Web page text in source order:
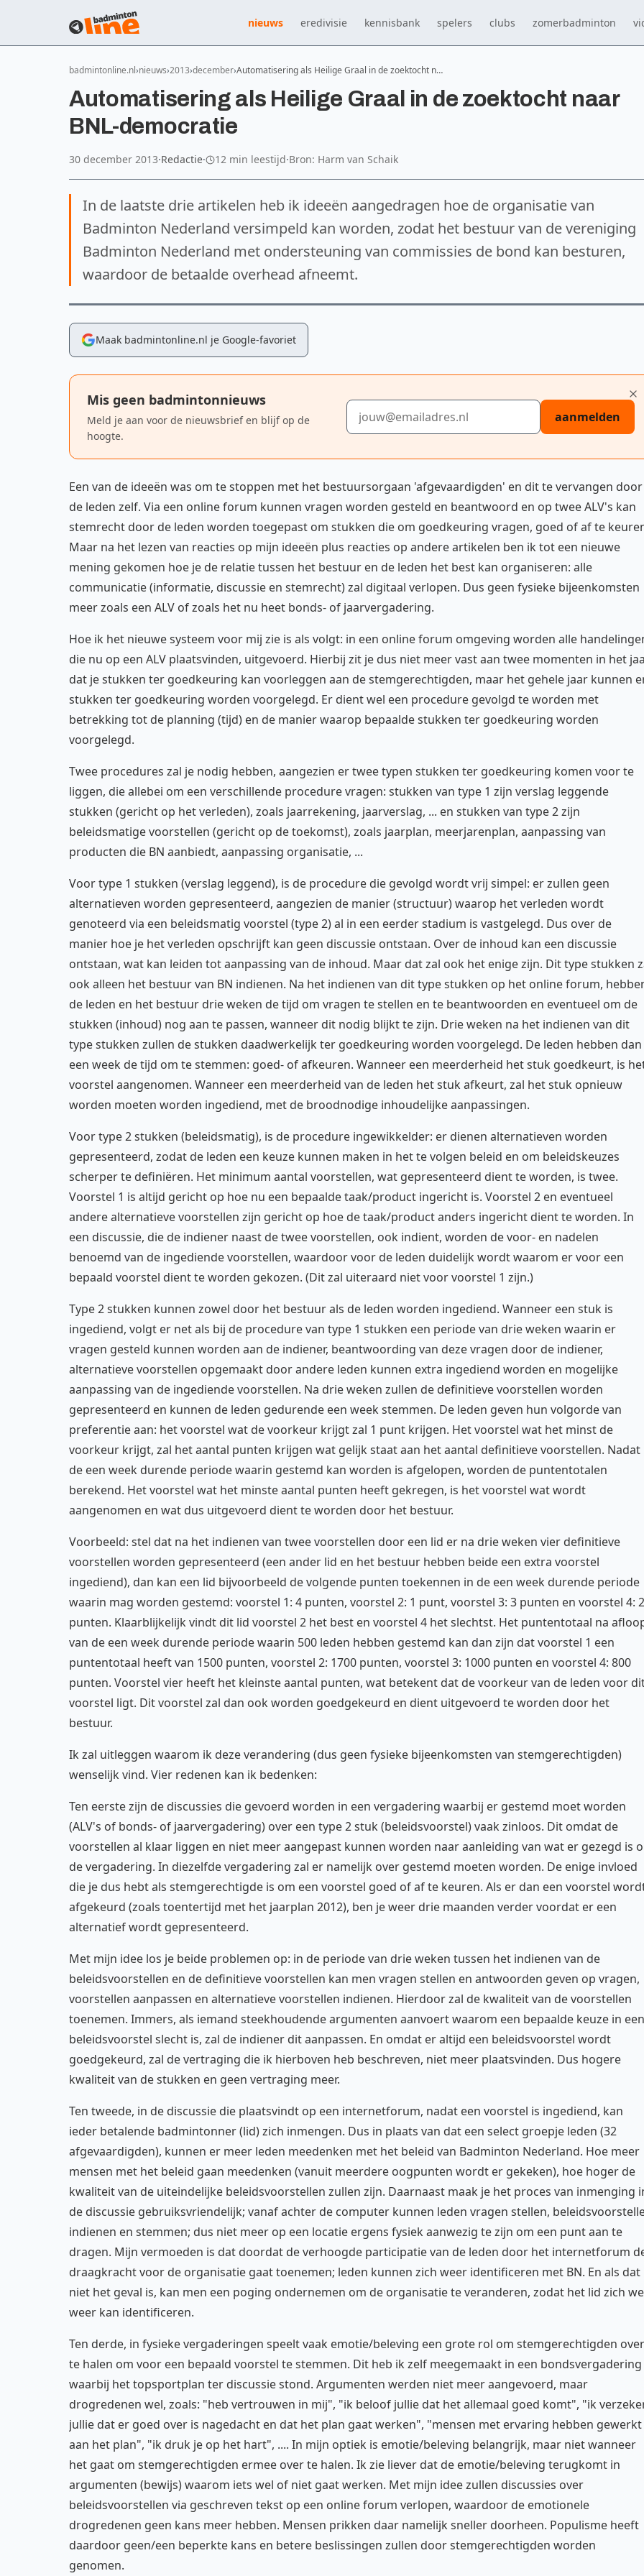
nieuws eredivisie kennisbank spelers clubs zomerbadminton
badmintonline.nl nieuws 2013 december Automatisering als Heilige Graal in de zoektocht n…
Automatisering als Heilige Graal in de zoektocht naar
BNL-democratie
30 december 2013·Redactie· 12 min leestijd·Bron: Harm van Schaik
In de laatste drie artikelen heb ik ideeën aangedragen hoe de organisatie van
Badminton Nederland versimpeld kan worden, zodat het bestuur van de vereniging
Badminton Nederland met ondersteuning van commissies de bond kan besturen,
waardoor de betaalde overhead afneemt.
Maak badmintonline.nl je Google-favoriet
Mis geen badmintonnieuws
Meld je aan voor de nieuwsbrief en blijf op de
hoogte.
E-mailadres
aanmelden
Een van de ideeën was om te stoppen met het bestuursorgaan 'afgevaardigden' en dit te vervangen door
de leden zelf. Via een online forum kunnen vragen worden gesteld en beantwoord en op twee ALV's kan
stemrecht door de leden worden toegepast om stukken die om goedkeuring vragen, goed of af te
Maar na het lezen van reacties op mijn ideeën plus reacties op andere artikelen ben ik tot een nieuwe
mening gekomen hoe je de relatie tussen het bestuur en de leden het best kan organiseren: alle
communicatie (informatie, discussie en stemrecht) zal digitaal verlopen. Dus geen fysieke bijeenkomsten
meer zoals een ALV of zoals het nu heet bonds- of jaarvergadering.
Hoe ik het nieuwe systeem voor mij zie is als volgt: in een online forum omgeving worden alle
die nu op een ALV plaatsvinden, uitgevoerd. Hierbij zit je dus niet meer vast aan twee momenten in het
dat je stukken ter goedkeuring kan voorleggen aan de stemgerechtigden, maar het gehele jaar kunnen
stukken ter goedkeuring worden voorgelegd. Er dient wel een procedure gevolgd te worden met
betrekking tot de planning (tijd) en de manier waarop bepaalde stukken ter goedkeuring worden
voorgelegd.
Twee procedures zal je nodig hebben, aangezien er twee typen stukken ter goedkeuring komen voor te
liggen, die allebei om een verschillende procedure vragen: stukken van type 1 zijn verslag leggende
stukken (gericht op het verleden), zoals jaarrekening, jaarverslag, ... en stukken van type 2 zijn
beleidsmatige voorstellen (gericht op de toekomst), zoals jaarplan, meerjarenplan, aanpassing van
producten die BN aanbiedt, aanpassing organisatie, ...
Voor type 1 stukken (verslag leggend), is de procedure die gevolgd wordt vrij simpel: er zullen geen
alternatieven worden gepresenteerd, aangezien de manier (structuur) waarop het verleden wordt
genoteerd via een beleidsmatig voorstel (type 2) al in een eerder stadium is vastgelegd. Dus over de
manier hoe je het verleden opschrijft kan geen discussie ontstaan. Over de inhoud kan een discussie
ontstaan, wat kan leiden tot aanpassing van de inhoud. Maar dat zal ook het enige zijn. Dit type stukken
ook alleen het bestuur van BN indienen. Na het indienen van dit type stukken op het online forum,
de leden en het bestuur drie weken de tijd om vragen te stellen en te beantwoorden en eventueel om de
stukken (inhoud) nog aan te passen, wanneer dit nodig blijkt te zijn. Drie weken na het indienen van dit
type stukken zullen de stukken daadwerkelijk ter goedkeuring worden voorgelegd. De leden hebben dan
een week de tijd om te stemmen: goed- of afkeuren. Wanneer een meerderheid het stuk goedkeurt, is
voorstel aangenomen. Wanneer een meerderheid van de leden het stuk afkeurt, zal het stuk opnieuw
worden moeten worden ingediend, met de broodnodige inhoudelijke aanpassingen.
Voor type 2 stukken (beleidsmatig), is de procedure ingewikkelder: er dienen alternatieven worden
gepresenteerd, zodat de leden een keuze kunnen maken in het te volgen beleid en om beleidskeuzes
scherper te definiëren. Het minimum aantal voorstellen, wat gepresenteerd dient te worden, is twee.
Voorstel 1 is altijd gericht op hoe nu een bepaalde taak/product ingericht is. Voorstel 2 en eventueel
andere alternatieve voorstellen zijn gericht op hoe de taak/product anders ingericht dient te worden. In
een discussie, die de indiener naast de twee voorstellen, ook indient, worden de voor- en nadelen
benoemd van de ingediende voorstellen, waardoor voor de leden duidelijk wordt waarom er voor een
bepaald voorstel dient te worden gekozen. (Dit zal uiteraard niet voor voorstel 1 zijn.)
Type 2 stukken kunnen zowel door het bestuur als de leden worden ingediend. Wanneer een stuk is
ingediend, volgt er net als bij de procedure van type 1 stukken een periode van drie weken waarin er
vragen gesteld kunnen worden aan de indiener, beantwoording van deze vragen door de indiener,
alternatieve voorstellen opgemaakt door andere leden kunnen extra ingediend worden en mogelijke
aanpassing van de ingediende voorstellen. Na drie weken zullen de definitieve voorstellen worden
gepresenteerd en kunnen de leden gedurende een week stemmen. De leden geven hun volgorde van
preferentie aan: het voorstel wat de voorkeur krijgt zal 1 punt krijgen. Het voorstel wat het minst de
voorkeur krijgt, zal het aantal punten krijgen wat gelijk staat aan het aantal definitieve voorstellen. Nadat
de een week durende periode waarin gestemd kan worden is afgelopen, worden de puntentotalen
berekend. Het voorstel wat het minste aantal punten heeft gekregen, is het voorstel wat wordt
aangenomen en wat dus uitgevoerd dient te worden door het bestuur.
Voorbeeld: stel dat na het indienen van twee voorstellen door een lid er na drie weken vier definitieve
voorstellen worden gepresenteerd (een ander lid en het bestuur hebben beide een extra voorstel
ingediend), dan kan een lid bijvoorbeeld de volgende punten toekennen in de een week durende periode
waarin mag worden gestemd: voorstel 1: 4 punten, voorstel 2: 1 punt, voorstel 3: 3 punten en voorstel 4: 2
punten. Klaarblijkelijk vindt dit lid voorstel 2 het best en voorstel 4 het slechtst. Het puntentotaal na
van de een week durende periode waarin 500 leden hebben gestemd kan dan zijn dat voorstel 1 een
puntentotaal heeft van 1500 punten, voorstel 2: 1700 punten, voorstel 3: 1000 punten en voorstel 4: 800
punten. Voorstel vier heeft het kleinste aantal punten, wat betekent dat de voorkeur van de leden voor
voorstel ligt. Dit voorstel zal dan ook worden goedgekeurd en dient uitgevoerd te worden door het
bestuur.
Ik zal uitleggen waarom ik deze verandering (dus geen fysieke bijeenkomsten van stemgerechtigden)
wenselijk vind. Vier redenen kan ik bedenken:
Ten eerste zijn de discussies die gevoerd worden in een vergadering waarbij er gestemd moet worden
(ALV's of bonds- of jaarvergadering) over een type 2 stuk (beleidsvoorstel) vaak zinloos. Dit omdat de
voorstellen al klaar liggen en niet meer aangepast kunnen worden naar aanleiding van wat er gezegd is
de vergadering. In diezelfde vergadering zal er namelijk over gestemd moeten worden. De enige invloed
die je dus hebt als stemgerechtigde is om een voorstel goed of af te keuren. Als er dan een voorstel
afgekeurd (zoals toentertijd met het jaarplan 2012), ben je weer drie maanden verder voordat er een
alternatief wordt gepresenteerd.
Met mijn idee los je beide problemen op: in de periode van drie weken tussen het indienen van de
beleidsvoorstellen en de definitieve voorstellen kan men vragen stellen en antwoorden geven op vragen,
voorstellen aanpassen en alternatieve voorstellen indienen. Hierdoor zal de kwaliteit van de voorstellen
toenemen. Immers, als iemand steekhoudende argumenten aanvoert waarom een bepaalde keuze in een
beleidsvoorstel slecht is, zal de indiener dit aanpassen. En omdat er altijd een beleidsvoorstel wordt
goedgekeurd, zal de vertraging die ik hierboven heb beschreven, niet meer plaatsvinden. Dus hogere
kwaliteit van de stukken en geen vertraging meer.
Ten tweede, in de discussie die plaatsvindt op een internetforum, nadat een voorstel is ingediend, kan
ieder betalende badmintonner (lid) zich inmengen. Dus in plaats van dat een select groepje leden (32
afgevaardigden), kunnen er meer leden meedenken met het beleid van Badminton Nederland. Hoe meer
mensen met het beleid gaan meedenken (vanuit meerdere oogpunten wordt er gekeken), hoe hoger de
kwaliteit van de uiteindelijke beleidsvoorstellen zullen zijn. Daarnaast maak je het proces van inmenging
de discussie gebruiksvriendelijk; vanaf achter de computer kunnen leden vragen stellen,
indienen en stemmen; dus niet meer op een locatie ergens fysiek aanwezig te zijn om een punt aan te
dragen. Mijn vermoeden is dat doordat de verhoogde participatie van de leden door het internetforum
draagkracht voor de organisatie gaat toenemen; leden kunnen zich weer identificeren met BN. En als dat
niet het geval is, kan men een poging ondernemen om de organisatie te veranderen, zodat het lid zich
weer kan identificeren.
Ten derde, in fysieke vergaderingen speelt vaak emotie/beleving een grote rol om stemgerechtigden over
te halen om voor een bepaald voorstel te stemmen. Dit heb ik zelf meegemaakt in een bondsvergadering
waarbij het topsportplan ter discussie stond. Argumenten werden niet meer aangevoerd, maar
drogredenen wel, zoals: "heb vertrouwen in mij", "ik beloof jullie dat het allemaal goed komt", "ik
jullie dat er goed over is nagedacht en dat het plan gaat werken", "mensen met ervaring hebben gewerkt
aan het plan", "ik druk je op het hart", .... In mijn optiek is emotie/beleving belangrijk, maar niet wanneer
het gaat om stemgerechtigden ermee over te halen. Ik zie liever dat de emotie/beleving terugkomt in
argumenten (bewijs) waarom iets wel of niet gaat werken. Met mijn idee zullen discussies over
beleidsvoorstellen via geschreven tekst op een online forum verlopen, waardoor de emotionele
drogredenen geen kans meer hebben. Mensen prikken daar namelijk sneller doorheen. Populisme heeft
daardoor geen/een beperkte kans en betere beslissingen zullen door stemgerechtigden worden
genomen.